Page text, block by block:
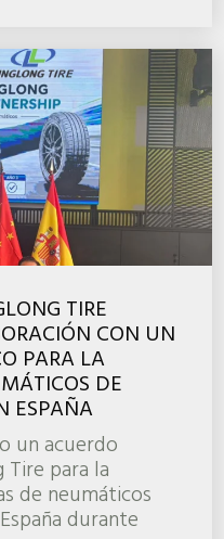
TIRE
CON UN
PARA LA
DE
ESPAÑA
un acuerdo
para la
de neumáticos
durante